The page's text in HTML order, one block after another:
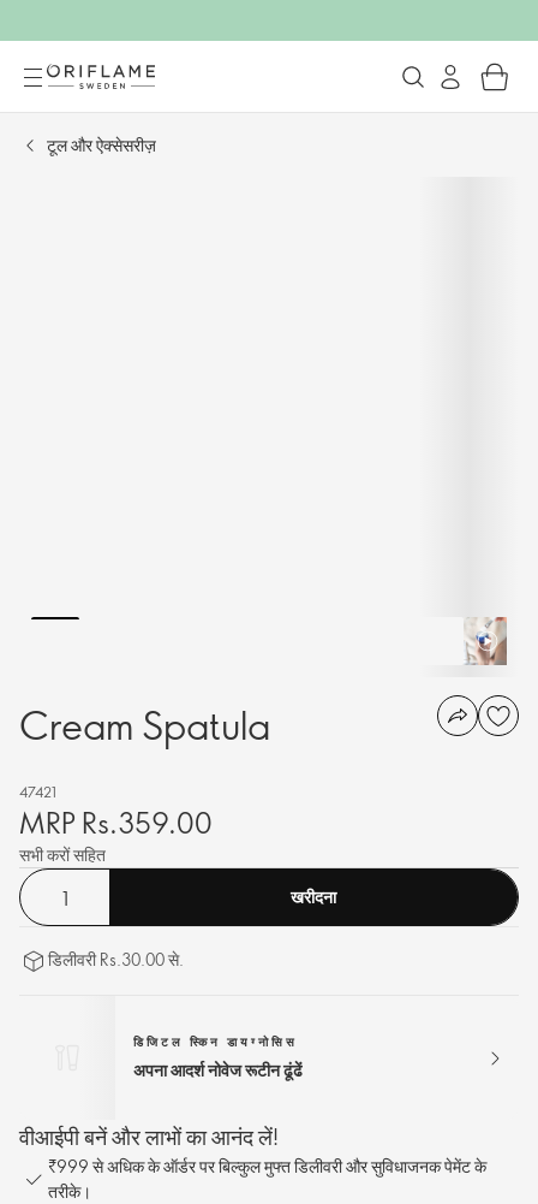
टूल और ऐक्सेसरीज़
Cream Spatula
47421
MRP Rs.359.00
सभी करों सहित
खरीदना
डिलीवरी Rs.30.00 से.
डिजिटल स्किन डायग्नोसिस
अपना आदर्श नोवेज रूटीन ढूंढें
वीआईपी बनें और लाभों का आनंद लें!
₹999 से अधिक के ऑर्डर पर बिल्कुल मुफ्त डिलीवरी और सुविधाजनक पेमेंट के
तरीके।